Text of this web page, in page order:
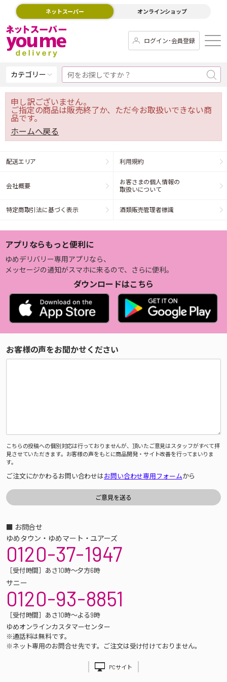
ネットスーパー オンラインショップ
ログイン･会員登録
カテゴリー
申し訳ございません。
ご指定の商品は販売終了か、ただ今お取扱いできない商
品です。
ホームへ戻る
配送エリア 利用規約
会社概要
お客さまの個人情報の
取扱いについて
特定商取引法に基づく表示 酒類販売管理者標識
アプリならもっと便利に
ゆめデリバリー専用アプリなら、
メッセージの通知がスマホに来るので、さらに便利。
ダウンロードはこちら
お客様の声をお聞かせください
こちらの投稿への個別対応は行っておりませんが、頂いたご意見はスタッフがすべて拝
見させていただきます。お客様の声をもとに商品開発・サイト改善を行ってまいりま
す。
ご注文にかかわるお問い合わせはお問い合わせ専用フォームから
■ お問合せ
ゆめタウン・ゆめマート・ユアーズ
0120-37-1947
［受付時間］あさ10時～夕方6時
サニー
0120-93-8851
［受付時間］あさ10時～よる9時
ゆめオンラインカスタマーセンター
※通話料は無料です。
※ネット専用のお問合せ先です。ご注文は受け付けておりません。
PCサイト